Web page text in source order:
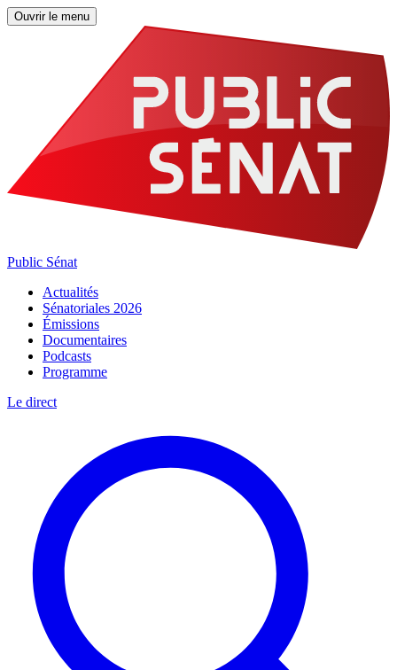
Ouvrir le menu
Public Sénat
Actualités
Sénatoriales 2026
Émissions
Documentaires
Podcasts
Programme
Le direct